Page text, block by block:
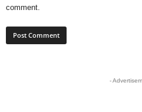
comment.
-